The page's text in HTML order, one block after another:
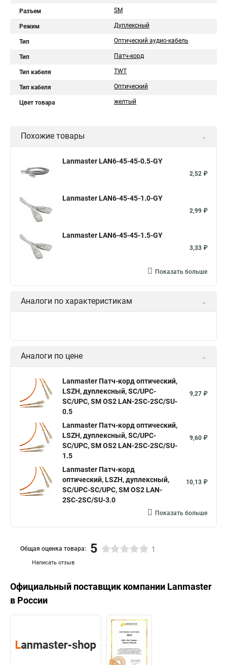
Разъем SM
Режим Дуплексный
Тип Оптический аудио-кабель
Тип Патч-корд
Тип кабеля TWT
Тип кабеля Оптический
Цвет товара желтый
Похожие товары
Lanmaster LAN6-45-45-0.5-GY
2,52 ₽
Lanmaster LAN6-45-45-1.0-GY
2,99 ₽
Lanmaster LAN6-45-45-1.5-GY
3,33 ₽
Показать больше
Аналоги по характеристикам
Аналоги по цене
Lanmaster Патч-корд оптический,
LSZH, дуплексный, SC/UPC-
SC/UPC, SM OS2 LAN-2SC-2SC/SU-
0.5
9,27 ₽
Lanmaster Патч-корд оптический,
LSZH, дуплексный, SC/UPC-
SC/UPC, SM OS2 LAN-2SC-2SC/SU-
1.5
9,60 ₽
Lanmaster Патч-корд
оптический, LSZH, дуплексный,
SC/UPC-SC/UPC, SM OS2 LAN-
2SC-2SC/SU-3.0
10,13 ₽
Показать больше
Написать отзыв
Общая оценка товара: 5 1
Официальный поставщик компании Lanmaster
в России